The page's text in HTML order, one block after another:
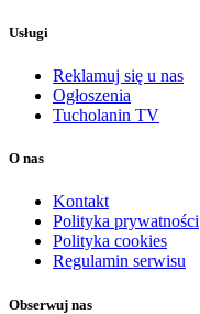
Usługi
Reklamuj się u nas
Ogłoszenia
Tucholanin TV
O nas
Kontakt
Polityka prywatności
Polityka cookies
Regulamin serwisu
Obserwuj nas